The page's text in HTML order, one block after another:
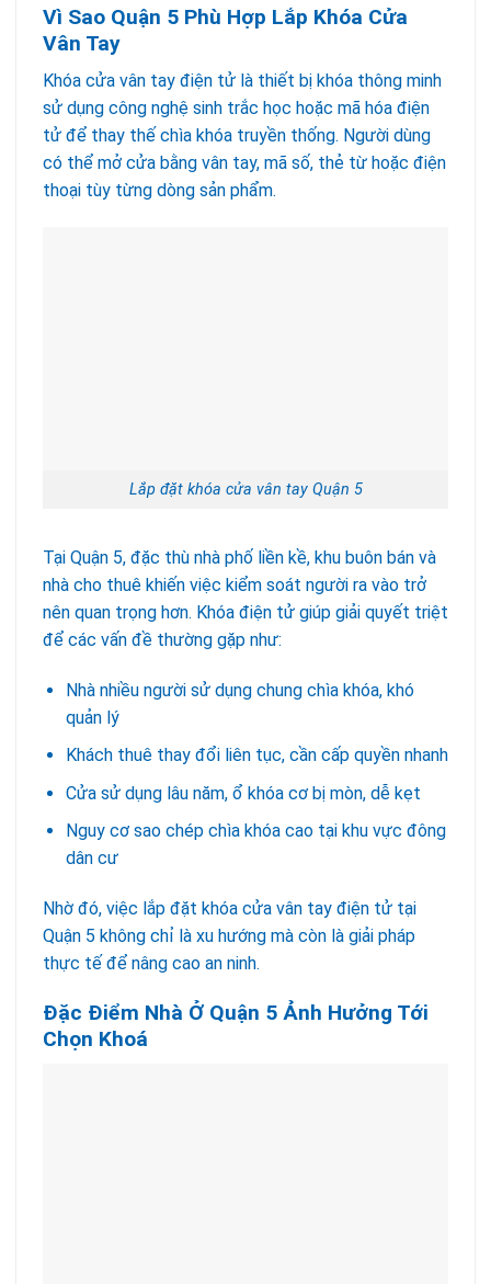
Vì Sao Quận 5 Phù Hợp Lắp Khóa Cửa
Vân Tay
Khóa cửa vân tay điện tử là thiết bị khóa thông minh
sử dụng công nghệ sinh trắc học hoặc mã hóa điện
tử để thay thế chìa khóa truyền thống. Người dùng
có thể mở cửa bằng vân tay, mã số, thẻ từ hoặc điện
thoại tùy từng dòng sản phẩm.
Lắp đặt khóa cửa vân tay Quận 5
Tại Quận 5, đặc thù nhà phố liền kề, khu buôn bán và
nhà cho thuê khiến việc kiểm soát người ra vào trở
nên quan trọng hơn. Khóa điện tử giúp giải quyết triệt
để các vấn đề thường gặp như:
Nhà nhiều người sử dụng chung chìa khóa, khó
quản lý
Khách thuê thay đổi liên tục, cần cấp quyền nhanh
Cửa sử dụng lâu năm, ổ khóa cơ bị mòn, dễ kẹt
Nguy cơ sao chép chìa khóa cao tại khu vực đông
dân cư
Nhờ đó, việc lắp đặt khóa cửa vân tay điện tử tại
Quận 5 không chỉ là xu hướng mà còn là giải pháp
thực tế để nâng cao an ninh.
Đặc Điểm Nhà Ở Quận 5 Ảnh Hưởng Tới
Chọn Khoá